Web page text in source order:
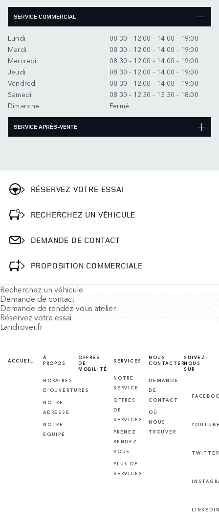
SERVICE COMMERCIAL
Lundi
08:30 - 12:00 - 14:00 - 19:00
Mardi
08:30 - 12:00 - 14:00 - 19:00
Mercredi
08:30 - 12:00 - 14:00 - 19:00
Jeudi
08:30 - 12:00 - 14:00 - 19:00
Vendredi
08:30 - 12:00 - 14:00 - 19:00
Samedi
08:30 - 12:30 - 13:30 - 18:00
Dimanche
Fermé
SERVICE APRÈS-VENTE
RÉSERVEZ VOTRE ESSAI
RECHERCHEZ UN VÉHICULE
DEMANDE DE CONTACT
PROPOSITION COMMERCIALE
Recherchez un véhicule
Demande de contact
Demande de rendez-vous atelier
Réservez votre essai
Landrover.fr
ACCUEIL
À
PROPOS
HORAIRES
D'OUVERTURES
NOTRE
ADRESSE
NOTRE
ÉQUIPE
OFFRES
DE
MOBILITÉ
SERVICES
NOTRE
SERVICE
OFFRES
DE
SERVICES
PRENEZ
RENDEZ-
VOUS
PLUS DE
SERVICES
NOUS
CONTACTER
DEMANDE
DE
CONTACT
OÙ
NOUS
TROUVER
SUIVEZ-
NOUS
SUR
TWITTER